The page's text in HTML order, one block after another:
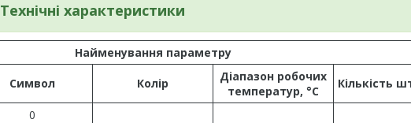
Технічні характеристики
Найменування параметру
Символ Колір
Діапазон робочих
температур, °С
Кількість
0